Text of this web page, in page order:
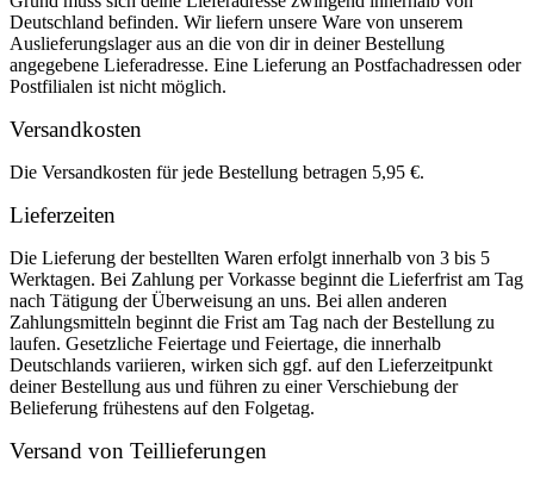
Deutschland befinden. Wir liefern unsere Ware von unserem
Auslieferungslager aus an die von dir in deiner Bestellung
angegebene Lieferadresse. Eine Lieferung an Postfachadressen oder
Postfilialen ist nicht möglich.
Versandkosten
Die Versandkosten für jede Bestellung betragen 5,95 €.
Lieferzeiten
Die Lieferung der bestellten Waren erfolgt innerhalb von 3 bis 5
Werktagen. Bei Zahlung per Vorkasse beginnt die Lieferfrist am Tag
nach Tätigung der Überweisung an uns. Bei allen anderen
Zahlungsmitteln beginnt die Frist am Tag nach der Bestellung zu
laufen. Gesetzliche Feiertage und Feiertage, die innerhalb
Deutschlands variieren, wirken sich ggf. auf den Lieferzeitpunkt
deiner Bestellung aus und führen zu einer Verschiebung der
Belieferung frühestens auf den Folgetag.
Versand von Teillieferungen